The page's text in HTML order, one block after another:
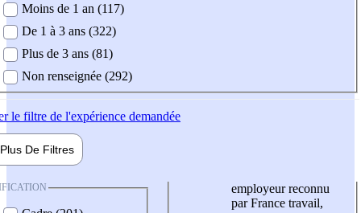
demandée
Moins de 1 an (117)
De 1 à 3 ans (322)
Plus de 3 ans (81)
Non renseignée (292)
le filtre de l'expérience demandée
Plus De Filtres
employeur reconnu
par France travail,